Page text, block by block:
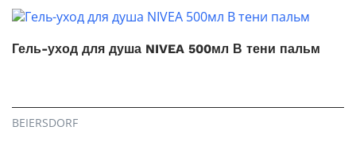
Гель-уход для душа NIVEA 500мл В тени пальм
BEIERSDORF